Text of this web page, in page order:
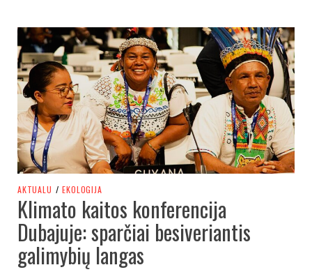
AKTUALU / EKOLOGIJA
Klimato kaitos konferencija
Dubajuje: sparčiai besiveriantis
galimybių langas